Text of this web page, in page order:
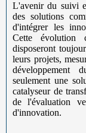
L'avenir du suivi
des solutions
d'intégrer les
Cette évolution
disposeront
leurs projets,
développement
seulement une
catalyseur de
de l'évaluation
d'innovation.